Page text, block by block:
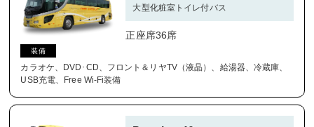
大型化粧室トイレ付バス
正座席36席
装備
カラオケ、DVD･CD、フロント＆リヤTV（液晶）、給湯器、冷蔵庫、
USB充電、Free Wi-Fi装備